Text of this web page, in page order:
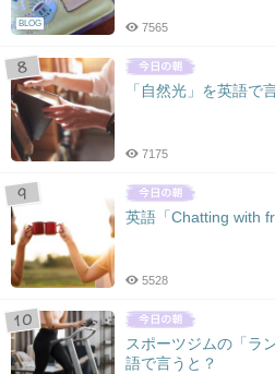
BLOG 7565
「自然光」を英語で
7175
英語「Chatting with
5528
スポーツジムの「ラ
語で言うと？